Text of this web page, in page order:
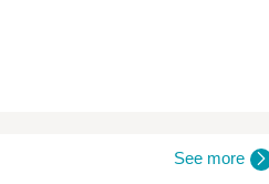
See more